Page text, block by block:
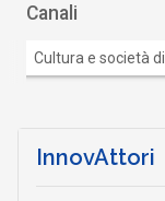
Canali
Cultura e
InnovAttori